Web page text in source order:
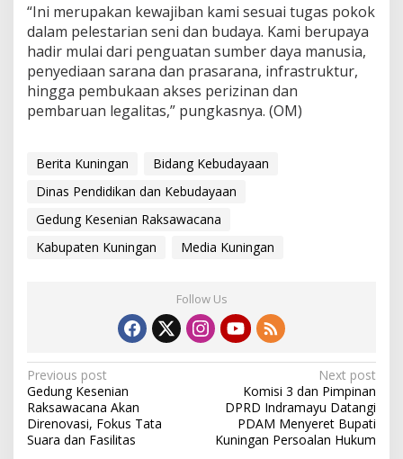
“Ini merupakan kewajiban kami sesuai tugas pokok
dalam pelestarian seni dan budaya. Kami berupaya
hadir mulai dari penguatan sumber daya manusia,
penyediaan sarana dan prasarana, infrastruktur,
hingga pembukaan akses perizinan dan
pembaruan legalitas,” pungkasnya. (OM)
Berita Kuningan
Bidang Kebudayaan
Dinas Pendidikan dan Kebudayaan
Gedung Kesenian Raksawacana
Kabupaten Kuningan
Media Kuningan
Follow Us
Post
navigation
Previous post
Gedung Kesenian
Raksawacana Akan
Direnovasi, Fokus Tata
Suara dan Fasilitas
Next post
Komisi 3 dan Pimpinan
DPRD Indramayu Datangi
PDAM Menyeret Bupati
Kuningan Persoalan Hukum